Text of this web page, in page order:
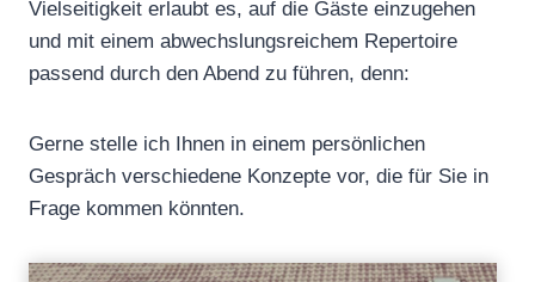
Vielseitigkeit erlaubt es, auf die Gäste einzugehen
und mit einem abwechslungsreichem Repertoire
passend durch den Abend zu führen, denn:
Gerne stelle ich Ihnen in einem persönlichen
Gespräch verschiedene Konzepte vor, die für Sie in
Frage kommen könnten.